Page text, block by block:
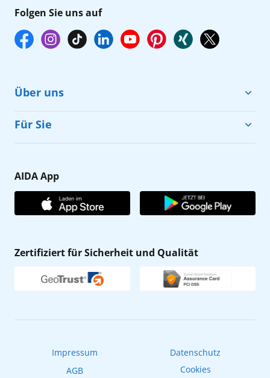
Folgen Sie uns auf
Über uns
Cruise & Help
Karriere
Affiliateprogramm
Verhaltens- & Ethikkodex
Newsletter
Für Sie
Gästefragebogen
AIDA Club
AIDA App
Zertifiziert für Sicherheit und Qualität
Impressum
Datenschutz
AGB
Cookies